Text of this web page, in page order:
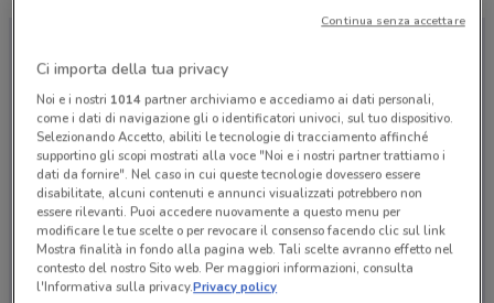
Ci dispiace, al momento non abbiamo pubblicato
Ci importa della tua privacy
Noi e i nostri 1014partner archiviamo e accediamo ai dati personali,
come i dati di navigazione gli o identificatori univoci, sul tuo dispositivo.
Selezionando Accetto, abiliti le tecnologie di tracciamento affinché
supportino gli scopi mostrati alla voce "Noi e i nostri partner trattiamo i
dati da fornire". Nel caso in cui queste tecnologie dovessero essere
disabilitate, alcuni contenuti e annunci visualizzati potrebbero non
essere rilevanti. Puoi accedere nuovamente a questo menu per
modificare le tue scelte o per revocare il consenso facendo clic sul link
Mostra finalità in fondo alla pagina web. Tali scelte avranno effetto nel
contesto del nostro Sito web. Per maggiori informazioni, consulta
l'Informativa sulla privacy.Privacy policy
Continua senza accettare